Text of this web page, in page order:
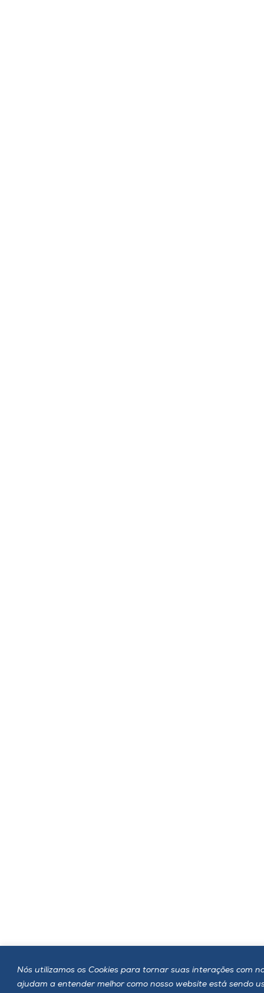
Nós utilizamos os Cookies para tornar suas interações com
ajudam a entender melhor como nosso website está sendo